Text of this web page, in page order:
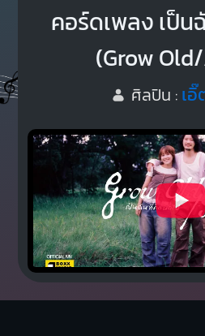
คอร์ดเพลง เป็
(Grow
ศิลปิน : เ